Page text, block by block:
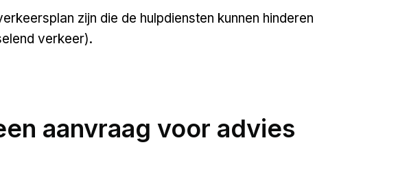
zijn die de hulpdiensten kunnen hinderen
verkeer).
aanvraag voor advies